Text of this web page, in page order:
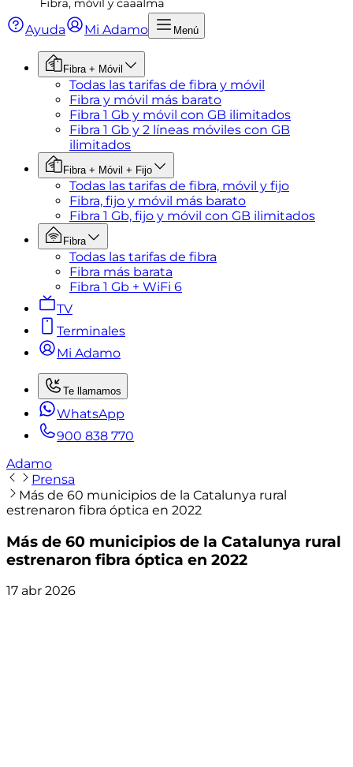
Ayuda Mi Adamo Menú
Fibra + Móvil
Todas las tarifas de fibra y móvil
Fibra y móvil más barato
Fibra 1 Gb y móvil con GB ilimitados
Fibra 1 Gb y 2 líneas móviles con GB
ilimitados
Fibra + Móvil + Fijo
Todas las tarifas de fibra, móvil y fijo
Fibra, fijo y móvil más barato
Fibra 1 Gb, fijo y móvil con GB ilimitados
Fibra
Todas las tarifas de fibra
Fibra más barata
Fibra 1 Gb + WiFi 6
TV
Terminales
Mi Adamo
Te llamamos
WhatsApp
900 838 770
Adamo
Prensa
Más de 60 municipios de la Catalunya rural
estrenaron fibra óptica en 2022
Más de 60 municipios de la Catalunya rural
estrenaron fibra óptica en 2022
17 abr 2026